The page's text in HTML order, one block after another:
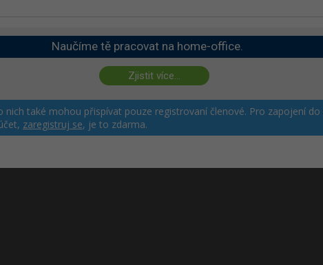
Naučíme tě pracovat na home-office.
Zjistit více...
také mohou přispívat pouze registrovaní členové. Pro zapojení do
zaregistruj se, je to zdarma.